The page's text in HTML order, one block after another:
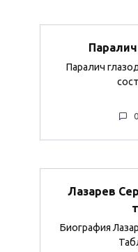
Паралич
0
Лазарев
Биография